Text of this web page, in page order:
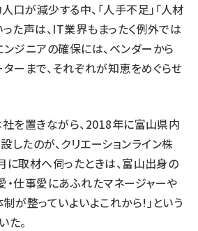
が減少する中、「人手不足」「人材
た声は、IT業界もまったく例外では
ジニアの確保には、ベンダーから
ーまで、それぞれが知恵をめぐらせ
社を置きながら、2018年に富山県内
したのが、クリエーションライン株
に取材へ伺ったときは、富山出身の
・仕事愛にあふれたマネージャーや
が整っていよいよこれから!」という
た。